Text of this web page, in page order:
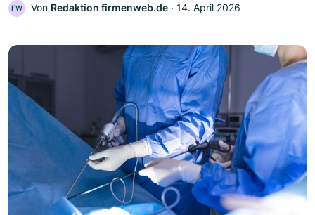
FW Von Redaktion firmenweb.de ‧ 14. April 2026